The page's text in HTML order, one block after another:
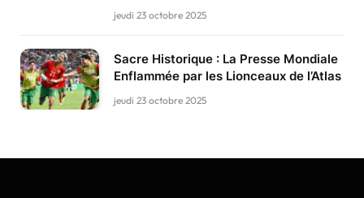
jeudi 23 octobre 2025
Sacre Historique : La Presse Mondiale
Enflammée par les Lionceaux de l’Atlas
jeudi 23 octobre 2025